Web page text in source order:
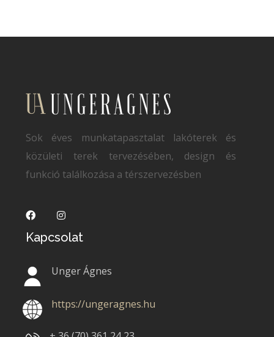
Sok éves munkatapasztalat lakóterek és
közületi terek tervezésében, design és
funkció találkozása a térszervezésben
Kapcsolat
Unger Ágnes
https://ungeragnes.hu